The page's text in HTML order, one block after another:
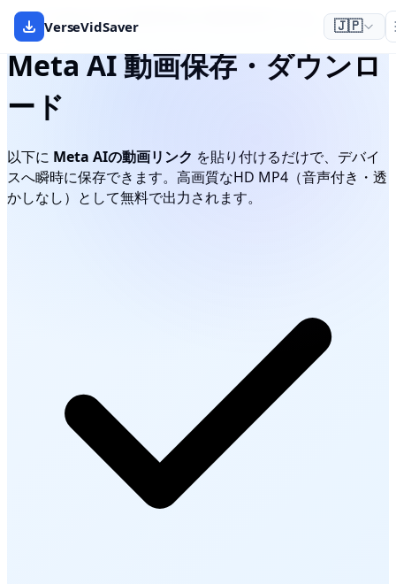
VerseVidSaver 🇯🇵
リンクを貼るだけの無料Meta AI動画保存ツール
Meta AI 動画保存・ダウンロ
ード
以下に Meta AIの動画リンク を貼り付けるだけで、デバイ
スへ瞬時に保存できます。高画質なHD MP4（音声付き・透
かしなし）として無料で出力されます。